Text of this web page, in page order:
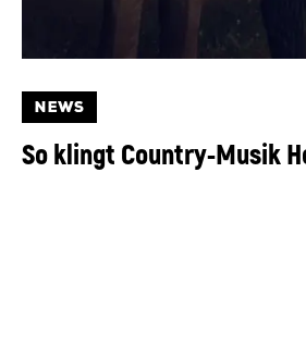
NEWS
So klingt Country-Musik